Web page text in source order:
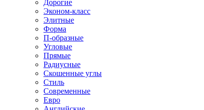
Дорогие
Эконом-класс
Элитные
Форма
П-образные
Угловые
Прямые
Радиусные
Скошенные углы
Стиль
Современные
Евро